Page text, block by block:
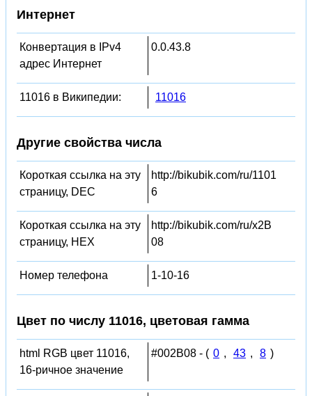
Интернет
Конвертация в IPv4
адрес Интернет
0.0.43.8
11016 в Википедии: 11016
Другие свойства числа
Короткая ссылка на эту
страницу, DEC
http://bikubik.com/ru/1101
6
Короткая ссылка на эту
страницу, HEX
http://bikubik.com/ru/x2B
08
Номер телефона 1-10-16
Цвет по числу 11016, цветовая гамма
html RGB цвет 11016,
16-ричное значение
#002B08 - ( 0 , 43 , 8 )